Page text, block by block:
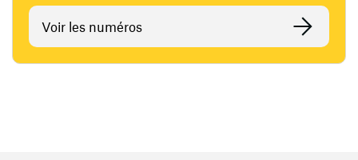
Voir les numéros